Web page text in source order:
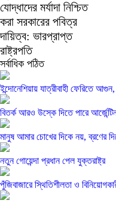
যোদ্ধাদের মর্যাদা নিশ্চিত
করা সরকারের পবিত্র
দায়িত্ব: ভারপ্রাপ্ত
রাষ্ট্রপতি
সর্বাধিক পঠিত
ইন্দোনেশিয়ায় যাত্রীবাহী ফেরিতে
বিতর্ক আরও উস্কে দিতে পারে
মানুষ আমার চোখের দিকে নয়, ব্রণের
নতুন গোয়েন্দা প্রধান পেল যুক্তরাষ্ট্র
পুঁজিবাজারে স্থিতিশীলতা ও